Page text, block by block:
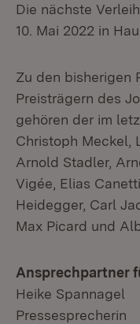
Die nächste
10. Mai 2022 in
Zu den bisherigen
Preisträgern des
gehören der im
Christoph Meckel,
Arnold Stadler,
Vigée, Elias
Heidegger, Carl
Max Picard und
Ansprechpartner
Heike Spannagel
Pressesprecherin